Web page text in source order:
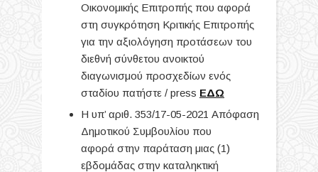
Οικονομικής Επιτροπής που αφορά
στη συγκρότηση Κριτικής Επιτροπής
για την αξιολόγηση προτάσεων του
διεθνή σύνθετου ανοικτού
διαγωνισμού προσχεδίων ενός
σταδίου πατήστε / press ΕΔΩ
Η υπ’ αριθ. 353/17-05-2021 Απόφαση
Δημοτικού Συμβουλίου που
αφορά στην παράταση μιας (1)
εβδομάδας στην καταληκτική